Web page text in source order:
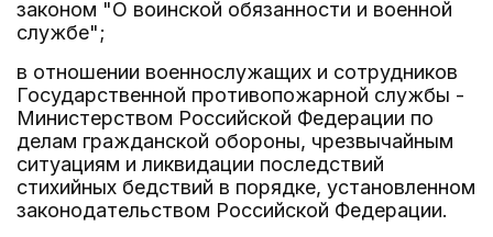
законом "О воинской обязанности и военной
службе";
в отношении военнослужащих и сотрудников
Государственной противопожарной службы -
Министерством Российской Федерации по
делам гражданской обороны, чрезвычайным
ситуациям и ликвидации последствий
стихийных бедствий в порядке, установленном
законодательством Российской Федерации.